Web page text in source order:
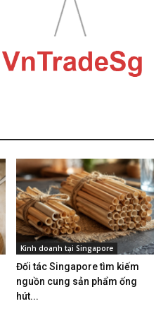
Kinh doanh tại Singapore
Đối tác Singapore tìm kiếm
nguồn cung sản phẩm ống
hút...